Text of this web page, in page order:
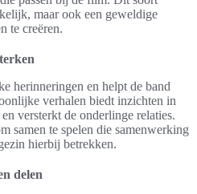
maar ook een geweldige
te creëren.
herinneringen en helpt de band
verhalen biedt inzichten in
versterkt de onderlinge relaties.
samen te spelen die samenwerking
hierbij betrekken.
delen